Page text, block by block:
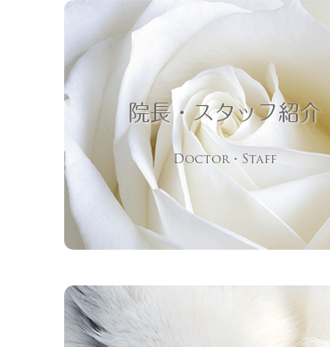
院長・スタッフ紹介
Doctor・Staff